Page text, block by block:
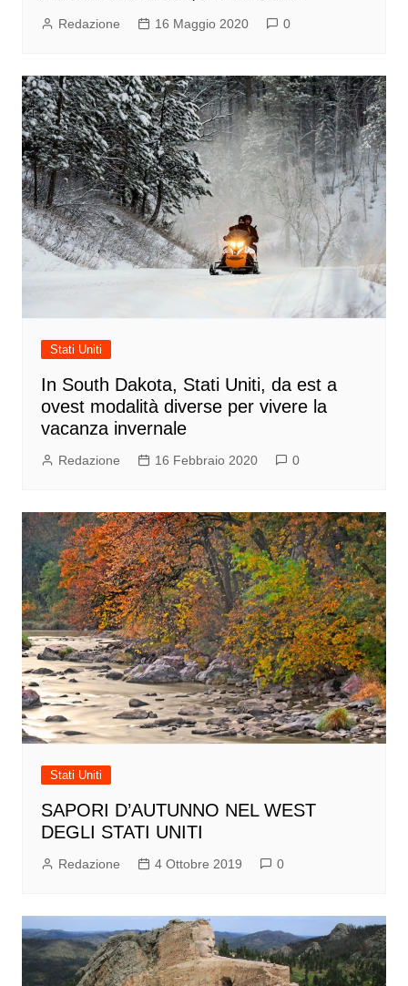
Redazione 16 Maggio 2020 0
Stati Uniti
In South Dakota, Stati Uniti, da est a
ovest modalità diverse per vivere la
vacanza invernale
Redazione 16 Febbraio 2020 0
Stati Uniti
SAPORI D’AUTUNNO NEL WEST
DEGLI STATI UNITI
Redazione 4 Ottobre 2019 0